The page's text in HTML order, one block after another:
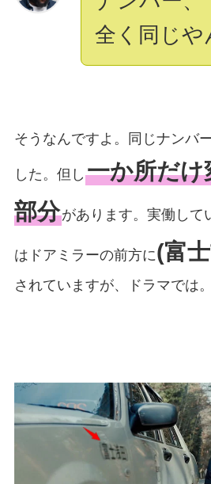
全く同じや
そうなんですよ。同じナンバ
した。但し 一か所だ
部分があります。実働して
はドアミラーの前方に(富
されていますが、ドラマでは。